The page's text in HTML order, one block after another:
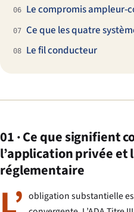
06 Le compromis ampleur-
07 Ce que les quatre
08 Le fil conducteur
01 · Ce que signifient
l’application privée et
réglementaire
obligation substantielle